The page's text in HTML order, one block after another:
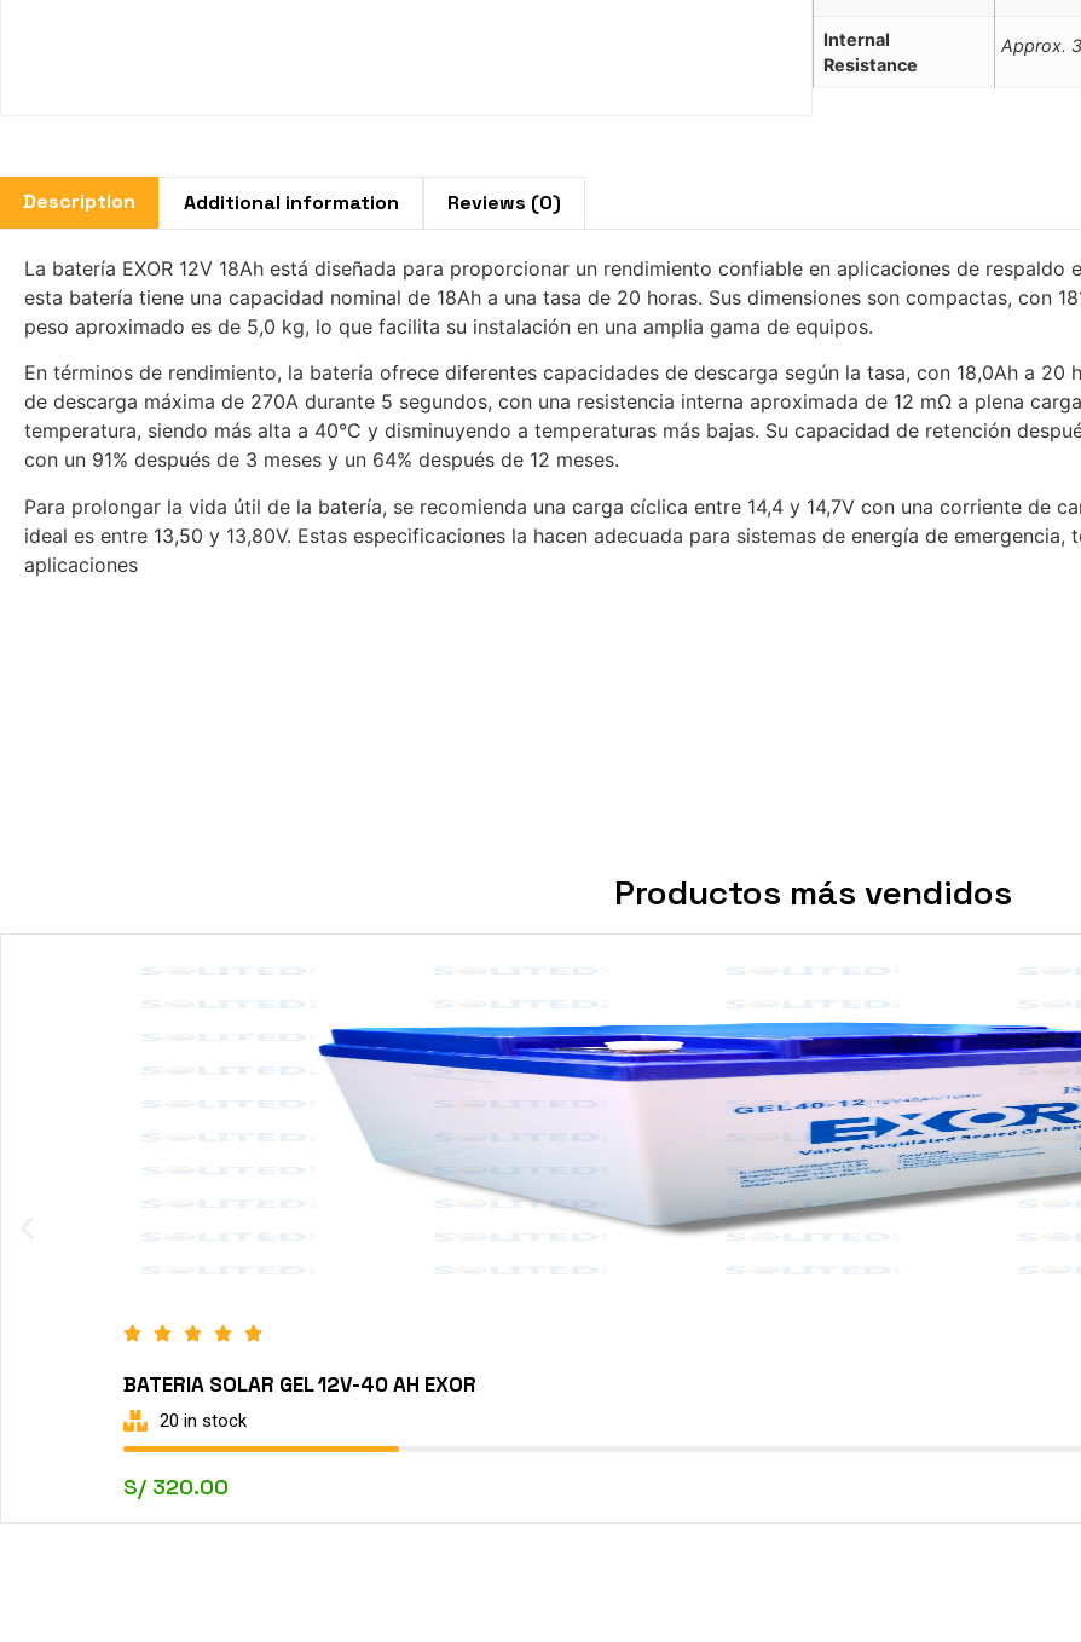
Internal
Resistance
Approx.
Description Additional information Reviews (0)
La batería EXOR 12V 18Ah está diseñada para proporcionar un rendimiento confiable en aplicaciones de
esta batería tiene una capacidad nominal de 18Ah a una tasa de 20 horas. Sus dimensiones son compactas, con
peso aproximado es de 5,0 kg, lo que facilita su instalación en una amplia gama de equipos.
En términos de rendimiento, la batería ofrece diferentes capacidades de descarga según la tasa, con 18,0Ah a 20
de descarga máxima de 270A durante 5 segundos, con una resistencia interna aproximada de 12 mΩ a plena
temperatura, siendo más alta a 40°C y disminuyendo a temperaturas más bajas. Su capacidad de retención
con un 91% después de 3 meses y un 64% después de 12 meses.
Para prolongar la vida útil de la batería, se recomienda una carga cíclica entre 14,4 y 14,7V con una corriente de
ideal es entre 13,50 y 13,80V. Estas especificaciones la hacen adecuada para sistemas de energía de
aplicaciones
Productos más vendidos
BATERIA SOLAR GEL 12V-40 AH EXOR
20 in stock
S/ 320.00